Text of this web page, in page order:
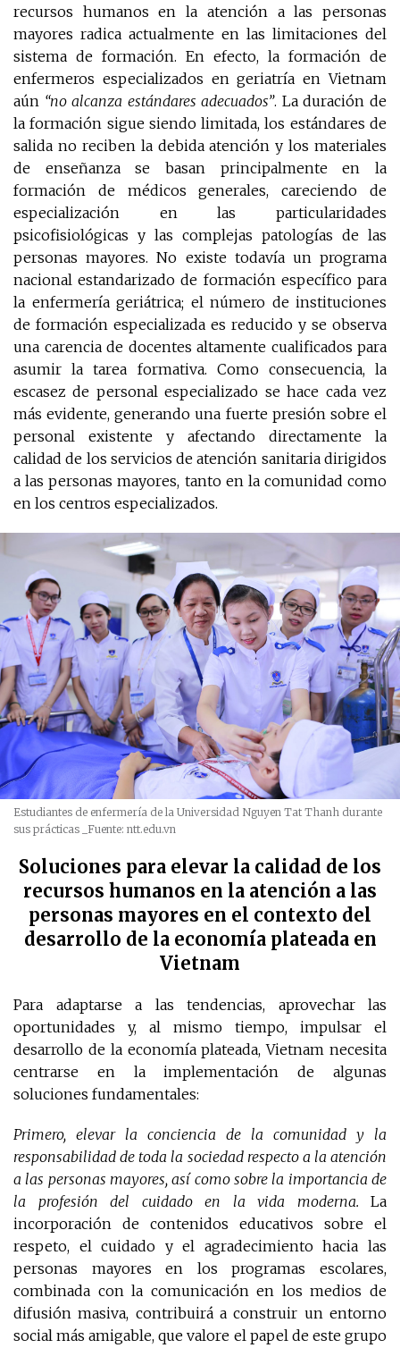
recursos humanos en la atención a las personas
mayores radica actualmente en las limitaciones del
sistema de formación. En efecto, la formación de
enfermeros especializados en geriatría en Vietnam
aún “no alcanza estándares adecuados”. La duración de
la formación sigue siendo limitada, los estándares de
salida no reciben la debida atención y los materiales
de enseñanza se basan principalmente en la
formación de médicos generales, careciendo de
especialización en las particularidades
psicofisiológicas y las complejas patologías de las
personas mayores. No existe todavía un programa
nacional estandarizado de formación específico para
la enfermería geriátrica; el número de instituciones
de formación especializada es reducido y se observa
una carencia de docentes altamente cualificados para
asumir la tarea formativa. Como consecuencia, la
escasez de personal especializado se hace cada vez
más evidente, generando una fuerte presión sobre el
personal existente y afectando directamente la
calidad de los servicios de atención sanitaria dirigidos
a las personas mayores, tanto en la comunidad como
en los centros especializados.
Estudiantes de enfermería de la Universidad Nguyen Tat Thanh durante
sus prácticas
_Fuente: ntt.edu.vn
Soluciones para elevar la calidad de los
recursos humanos en la atención a las
personas mayores en el contexto del
desarrollo de la economía plateada en
Vietnam
Para adaptarse a las tendencias, aprovechar las
oportunidades y, al mismo tiempo, impulsar el
desarrollo de la economía plateada, Vietnam necesita
centrarse en la implementación de algunas
soluciones fundamentales:
Primero, elevar la conciencia de la comunidad y la
responsabilidad de toda la sociedad respecto a la atención
a las personas mayores, así como sobre la importancia de
la profesión del cuidado en la vida moderna.
La
incorporación de contenidos educativos sobre el
respeto, el cuidado y el agradecimiento hacia las
personas mayores en los programas escolares,
combinada con la comunicación en los medios de
difusión masiva, contribuirá a construir un entorno
social más amigable, que valore el papel de este grupo